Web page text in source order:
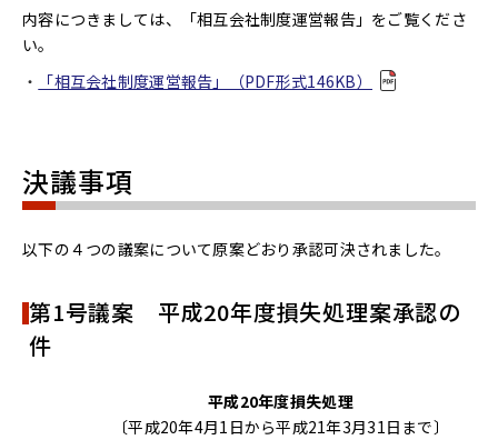
内容につきましては、「相互会社制度運営報告」をご覧くださ
い。
「相互会社制度運営報告」（PDF形式146KB）
決議事項
以下の４つの議案について原案どおり承認可決されました。
第1号議案 平成20年度損失処理案承認の
件
平成20年度損失処理
〔平成20年4月1日から平成21年3月31日まで〕